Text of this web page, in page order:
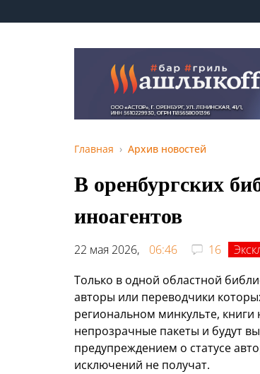
Главная Архив новостей
В оренбургских
иноагентов
22 мая 2026, 06:46 16
Только в одной областной
авторы или переводчики
региональном минкульте,
непрозрачные пакеты и будут
предупреждением о статусе
исключений не получат.